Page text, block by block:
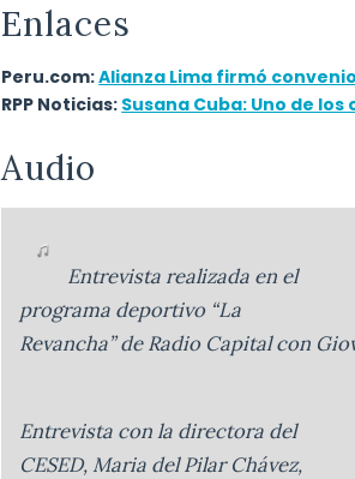
Enlaces
Peru.com:Alianza Lima firmó
RPP Noticias: Susana Cuba: Uno de
Audio
Entrevista realizada en el
programa deportivo “La
Revancha” de Radio Capital con
Entrevista con la directora del
CESED, Maria del Pilar Chávez,